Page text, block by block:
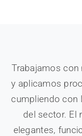
Trabajamos con
y aplicamos
cumpliendo con
del sector. El
elegantes,